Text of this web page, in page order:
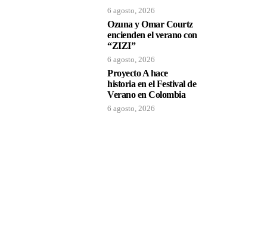
6 agosto, 2026
Ozuna y Omar Courtz
encienden el verano con
“ZIZI”
6 agosto, 2026
Proyecto A hace
historia en el Festival de
Verano en Colombia
6 agosto, 2026